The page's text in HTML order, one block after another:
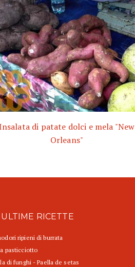
di patate dolci e mela "New
Orleans"
ULTIME RICETTE
ripieni di burrata
pasticciotto
di funghi - Paella de setas